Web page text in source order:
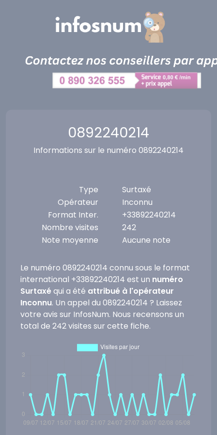
0892240214
Informations sur le numéro 0892240214
Type
Surtaxé
Opérateur
Inconnu
Format Inter.
+33892240214
Nombre visites
242
Note moyenne
Aucune note
Le numéro 0892240214 connu sous le format
international +33892240214 est un numéro
Surtaxéqui a été attribué à l'opérateur
Inconnu. Un appel du 0892240214 ? Laissez
votre avis sur InfosNum. Nous recensons un
total de 242 visites sur cette fiche.